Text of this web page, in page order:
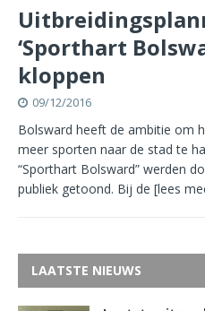
‘Sporthart
kloppen
09/12/2016
Bolsward heeft de ambitie om
meer sporten naar de stad te
“Sporthart Bolsward” werden
publiek getoond. Bij de [lees
LAATSTE NIEUWS